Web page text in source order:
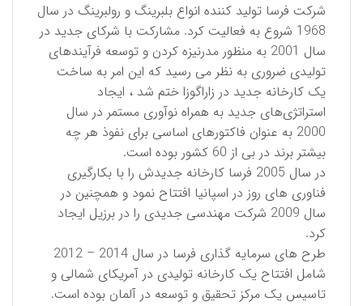
شرکت فرسا تولید کننده انواع بلبرینگ و رولبرینگ در سال
1968 شروع به فعالیت کرد. مشارکت با شرکای جدید در
سال 2001 به منظور مدرنیزه کردن و توسعه فرآیندهای
تولیدی ضروری به نظر می رسید که این امر به ساخت
یک کارخانه جدید در زاراگوزا ختم شد ، ایجاد
استراتژی‌های جدید به همراه نوآوری مستمر در سال
2000 به عنوان فاکتورهای اساسی برای نفوذ هر چه
بیشتر برند در بی از 60 کشور بوده است.
در سال 2005 فرسا کارخانه جدیدش را با بکارگیری
فناوری های روز در اسپانیا افتتاح نمود و همچنین در
سال 2009 شركت مهندسی جدیدی را در برزیل ایجاد
کرد.
طرح های سرمایه گذاری فرسا در سال 2014 – 2012
شامل افتتاح یک کارخانه تولیدی در آمریکای شمالی و
تاسیس یک مرکز تحقیق و توسعه در آلمان بوده است.